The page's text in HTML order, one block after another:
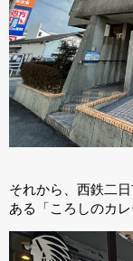
それから、西鉄二
ある「ころしのカレ